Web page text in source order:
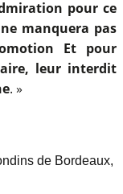
pour ce
manquera pas
Et pour
leur interdit
. »
de Bordeaux,